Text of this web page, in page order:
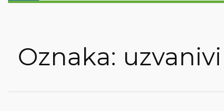
Oznaka: uzvanivi